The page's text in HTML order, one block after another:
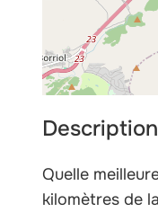
Quelle
kilomètres de